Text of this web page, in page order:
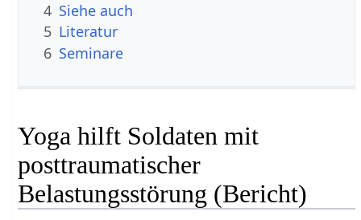
4 Siehe auch
5 Literatur
6 Seminare
Yoga hilft Soldaten mit
posttraumatischer
Belastungsstörung (Bericht)